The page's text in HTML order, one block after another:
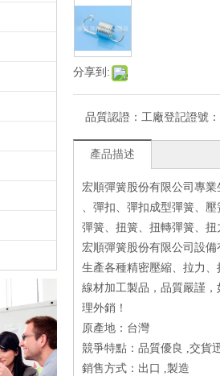
分享到:
品質認證： 工廠登記證號
產品描述
宏順彈簧股份有限公司專
、彈扣、彈扣成型彈簧、
彈簧、扭簧、扭轉彈簧、扭
宏順彈簧股份有限公司設備
生產各種精密壓縮、拉力
線材加工製品，品質嚴謹
理外銷！
原產地：台灣
競爭特點：品質優良 ,交貨
銷售方式：出口 ,製造